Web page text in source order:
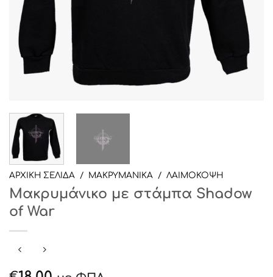
ΑΡΧΙΚΉ ΣΕΛΊΔΑ / ΜΑΚΡΥΜΑΝΙΚΑ / ΛΑΙΜΟΚΟΨΗ
Μακρυμάνικο με στάμπα Shadow
of War